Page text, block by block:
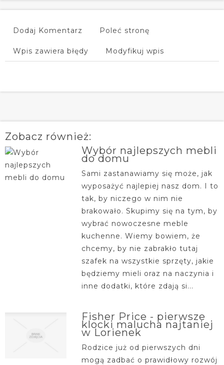
Dodaj Komentarz Poleć stronę
Wpis zawiera błędy Modyfikuj wpis
Zobacz również:
Wybór najlepszych mebli
do domu
Sami zastanawiamy się może, jak
wyposażyć najlepiej nasz dom. I to
tak, by niczego w nim nie
brakowało. Skupimy się na tym, by
wybrać nowoczesne meble
kuchenne. Wiemy bowiem, że
chcemy, by nie zabrakło tutaj
szafek na wszystkie sprzęty, jakie
będziemy mieli oraz na naczynia i
inne dodatki, które zdają si...
Fisher Price - pierwsze
klocki malucha najtaniej
w Lorienek
Rodzice już od pierwszych dni
mogą zadbać o prawidłowy rozwój